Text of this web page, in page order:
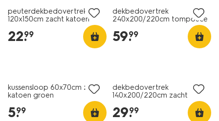
peuterdekbedovertrek
120x150cm zacht katoen
22.
99
dekbedovertrek
240x200/220cm tompouce
59.
99
kussensloop 60x70cm zacht
katoen groen
5.
99
dekbedovertrek
140x200/220cm zacht
29.
99